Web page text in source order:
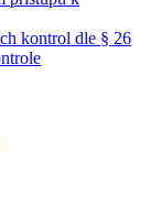
kontrol dle § 26